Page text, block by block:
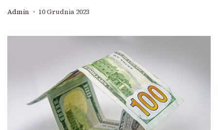
Admin 10 Grudnia 2023